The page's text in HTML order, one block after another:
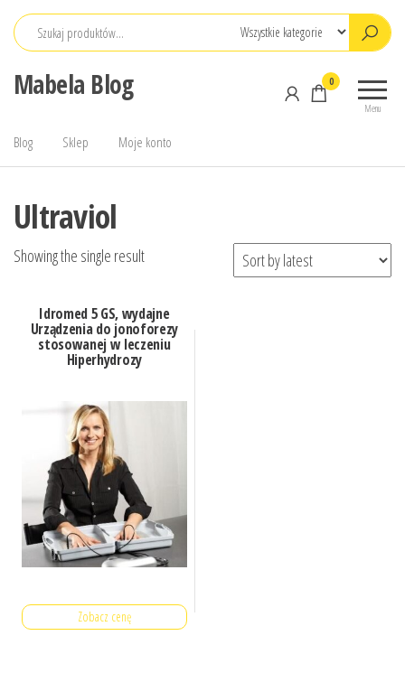
Przejdź
Mabela Blog
Menu
0
Blog Sklep Moje konto
Ultraviol
Showing the single result
Idromed 5 GS, wydajne
Urządzenia do jonoforezy
stosowanej w leczeniu
Hiperhydrozy
Zobacz cenę